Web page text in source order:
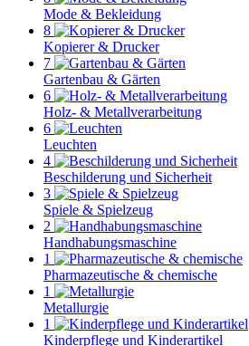
Mode & Bekleidung
8
Kopierer & Drucker
7
Gartenbau & Gärten
6
Holz- & Metallverarbeitung
6
Leuchten
4
Beschilderung und Sicherheit
3
Spiele & Spielzeug
2
Handhabungsmaschine
1
Pharmazeutische & chemische
1
Metallurgie
1
Kinderpflege und Kinderartikel